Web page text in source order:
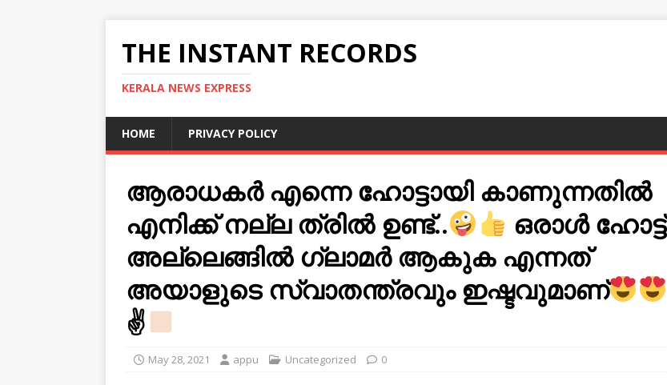
THE INSTANT RECORDS
KERALA NEWS EXPRESS
HOME PRIVACY POLICY
ആരാധകർ എന്നെ ഹോട്ടായി കാണുന്നതില്‍
എനിക്ക് നല്ല ത്രില്‍ ഉണ്ട്..
ഒരാള്‍ ഹോട്ട്
അല്ലെങ്ങില്‍ ഗ്ലാമര്‍ ആകുക എന്നത്
അയാളുടെ സ്വാതന്ത്രവും ഇഷ്ടവുമാണ്
✌
May 28, 2021 appu Uncategorized 0